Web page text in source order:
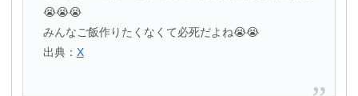
😭😭😭
みんなご飯作りたくなくて必死だよね😭😭
出典： X